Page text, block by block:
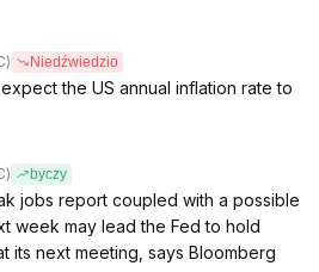
Niedźwiedzio
the US annual inflation rate to
byczy
jobs report coupled with a possible
week may lead the Fed to hold
its next meeting, says Bloomberg